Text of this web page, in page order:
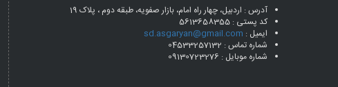
آدرس : اردبیل، چهار راه امام، بازار صفویه، طبقه دوم ، پلاک 19
کد پستی : 5613658355
ایمیل : sd.asgaryan@gmail.com
شماره تماس : 04533257132
شماره موبایل : 09130723276